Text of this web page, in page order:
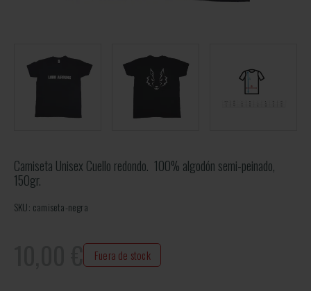
Camiseta Unisex Cuello redondo. 100% algodón semi-peinado,
150gr.
SKU: camiseta-negra
€ Fuera de stock